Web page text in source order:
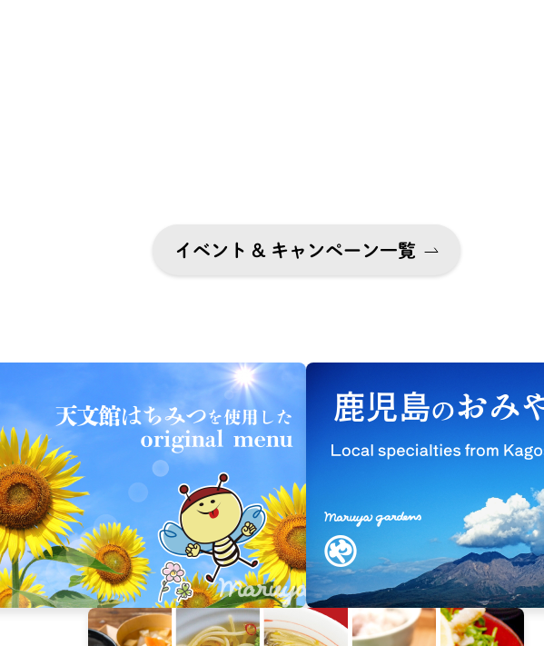
イベント & キャンペーン一覧